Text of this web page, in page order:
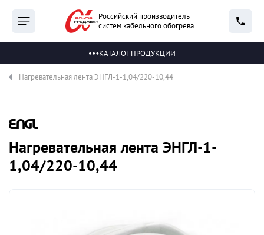
Российский производитель
систем кабельного обогрева
КАТАЛОГ ПРОДУКЦИИ
Нагревательная лента ЭНГЛ-1-1,04/220-10,44
Нагревательная лента ЭНГЛ-1-
1,04/220-10,44